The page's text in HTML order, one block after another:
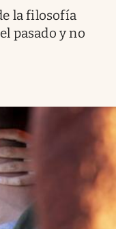
la filosofía
pasado y no